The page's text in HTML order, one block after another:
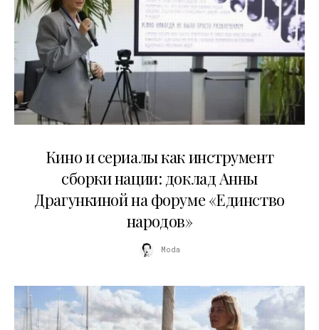
Кино и сериалы как инструмент
сборки нации: доклад Анны
Драгункиной на форуме «Единство
народов»
Moda